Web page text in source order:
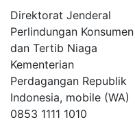
Direktorat Jenderal
Perlindungan Konsumen
dan Tertib Niaga
Kementerian
Perdagangan Republik
Indonesia, mobile (WA)
0853 1111 1010